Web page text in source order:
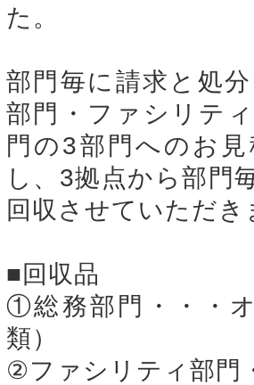
た。
部門毎に請求と処
部門・ファシリテ
門の3部門へのお
し、3拠点から部門
回収させていただき
■回収品
①総務部門・・・
類）
②ファシリティ部門